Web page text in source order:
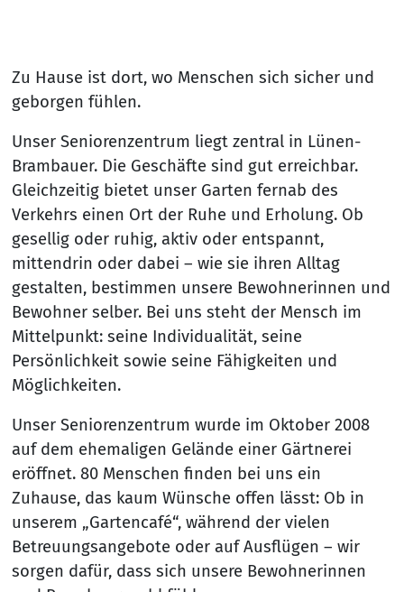
Zu Hause ist dort, wo Menschen sich sicher und
geborgen fühlen.
Unser Seniorenzentrum liegt zentral in Lünen-
Brambauer. Die Geschäfte sind gut erreichbar.
Gleichzeitig bietet unser Garten fernab des
Verkehrs einen Ort der Ruhe und Erholung. Ob
gesellig oder ruhig, aktiv oder entspannt,
mittendrin oder dabei – wie sie ihren Alltag
gestalten, bestimmen unsere Bewohnerinnen und
Bewohner selber. Bei uns steht der Mensch im
Mittelpunkt: seine Individualität, seine
Persönlichkeit sowie seine Fähigkeiten und
Möglichkeiten.
Unser Seniorenzentrum wurde im Oktober 2008
auf dem ehemaligen Gelände einer Gärtnerei
eröffnet. 80 Menschen finden bei uns ein
Zuhause, das kaum Wünsche offen lässt: Ob in
unserem „Gartencafé“, während der vielen
Betreuungsangebote oder auf Ausflügen – wir
sorgen dafür, dass sich unsere Bewohnerinnen